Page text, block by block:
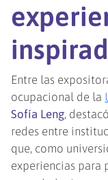
Entre las
ocupacional de la
Sofía Leng,
redes entre
que, como
experiencias para